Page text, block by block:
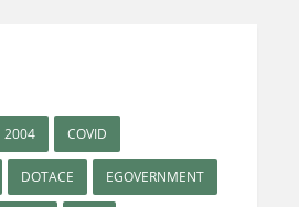
2004 COVID
DOTACE EGOVERNMENT